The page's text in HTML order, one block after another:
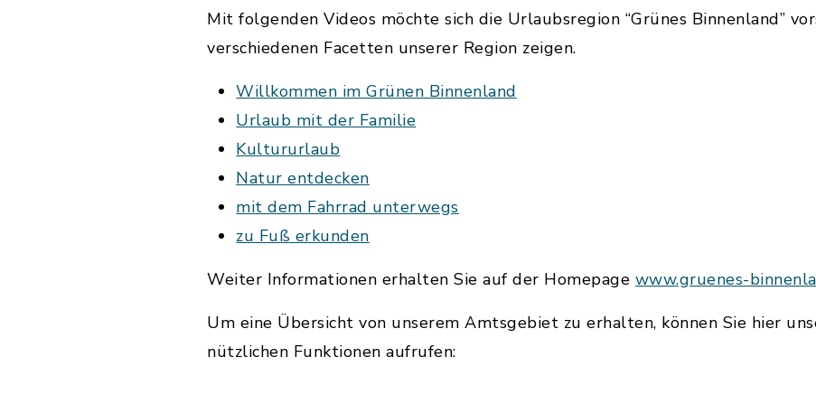
Mit folgenden Videos möchte sich die Urlaubsregion “Grünes Binnenland”
verschiedenen Facetten unserer Region zeigen.
Willkommen im Grünen Binnenland
Urlaub mit der Familie
Kultururlaub
Natur entdecken
mit dem Fahrrad unterwegs
zu Fuß erkunden
Weiter Informationen erhalten Sie auf der Homepage www.gruenes-
Um eine Übersicht von unserem Amtsgebiet zu erhalten, können Sie hier
nützlichen Funktionen aufrufen: